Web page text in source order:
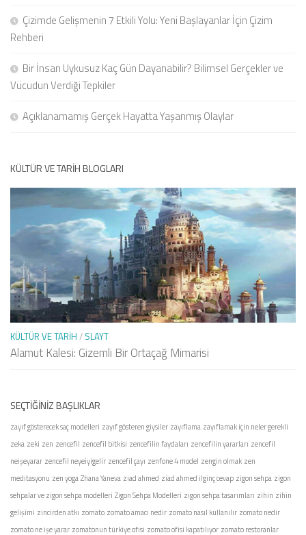
Çizimde Gelişmenin 7 Etkili Yolu: Yeni Başlayanlar İçin Çizim
Rehberi
Bir İnsan Uykusuz Kaç Gün Dayanabilir? Bilimsel Gerçekler ve
Vücudun Verdiği Tepkiler
Açıklanamamış Gerçek Hayatta Yaşanmış Olaylar
KÜLTÜR VE TARIH BLOGLARI
KÜLTÜR VE TARIH / SLAYT
Alamut Kalesi: Gizemli Bir Ortaçağ Mimarisi
SEÇTIĞINIZ BAŞLIKLAR
zayıf gösterecek saç modelleri zayıf gösteren giysiler zayıflama zayıflamak için neler gerekli
zeka zeki zen zencefil zencefil bitkisi zencefilin faydaları zencefilin yararları zencefil
neişeyarar zencefil neyeiyigelir zencefil çayı zenfone 4 model zengin olmak zen
meditasyonu zen yogaZhana Yaneva ziad ahmed ziad ahmed ilginç cevap zigon sehpa zigon
sehpalar ve zigon sehpa modelleri Zigon Sehpa Modelleri zigon sehpa tasarımları zihin zihin
gelişimi zincirden atkı zomato zomato amacı nedir zomato nasıl kullanılır zomato nedir
zomato ne işe yarar zomatonun türkiye ofisi zomato ofisi kapatılıyor zomato restoranlar